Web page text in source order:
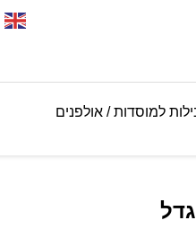
למוסדות / אולפנים